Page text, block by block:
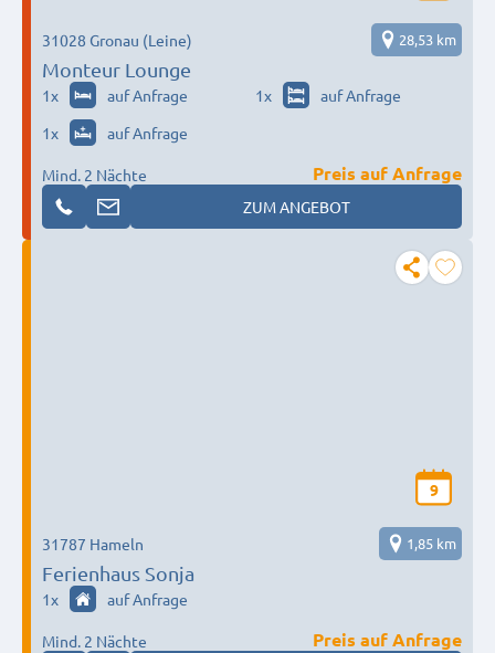
Monteur Lounge
31028 Gronau (Leine) 28,53 km
1x auf Anfrage 1x
auf Anfrage
1x auf Anfrage
Mind. 2 Nächte
Preis auf Anfrage
ZUM ANGEBOT
9
Ferienhaus Sonja
31787 Hameln 1,85 km
1x auf Anfrage
Mind. 2 Nächte
Preis auf Anfrage